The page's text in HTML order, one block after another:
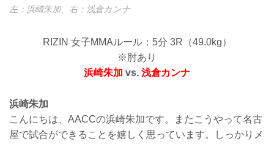
左：浜崎朱加、右：浅倉カンナ
RIZIN 女子MMAルール：5分 3R（49.0kg）
※肘あり
浜崎朱加 vs. 浅倉カンナ
浜崎朱加
こんにちは、AACCの浜崎朱加です。またこうやって名古
屋で試合ができることを嬉しく思っています。しっかりメ